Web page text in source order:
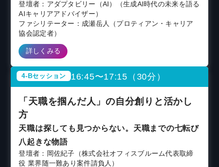
登壇者：アダプタビリー（AI）（生成AI時代の未来を語る
AIキャリアアドバイザー）
ファシリテーター：成瀬岳人（プロティアン・キャリア
協会認定者）
詳しくみる
4-Bセッション 16:45〜17:15（30分）
「天職を掴んだ人」の自分創りと活かし
方
天職は探しても見つからない。天職までの七転び
八起きな物語
登壇者：岡佐紀子（株式会社オフィスブルーム代表取締
役 業界随一難あり案件請負人）